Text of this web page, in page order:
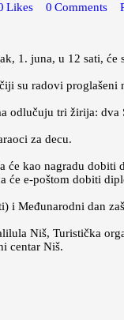
Likes 0 Comments
1. juna, u 12 sati, će
su radovi
odlučuju tri žirija:
za decu.
će kao nagradu
će e-poštom dobiti
i Međunarodni dan
Niš, Turistička
centar Niš.